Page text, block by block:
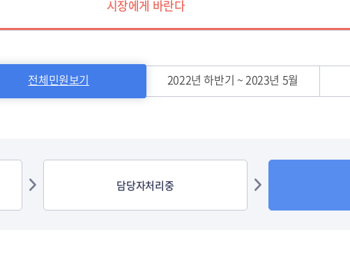
시장에게 바란다
전체민원보기 2022년 하반기 ~ 2023년 5월
담당자처리중